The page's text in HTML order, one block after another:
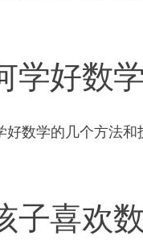
学好数
数学的几个方法和
子喜欢